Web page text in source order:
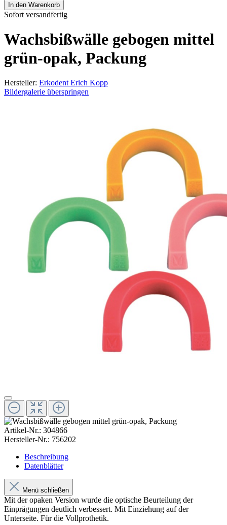
In den Warenkorb
Sofort versandfertig
Wachsbißwälle gebogen mittel
grün-opak, Packung
Hersteller: Erkodent Erich Kopp
Bildergalerie überspringen
Artikel-Nr.: 304866
Hersteller-Nr.: 756202
Beschreibung
Datenblätter
Menü schließen
Mit der opaken Version wurde die optische Beurteilung der
Einprägungen deutlich verbessert. Mit Einziehung auf der
Unterseite. Für die Vollprothetik.